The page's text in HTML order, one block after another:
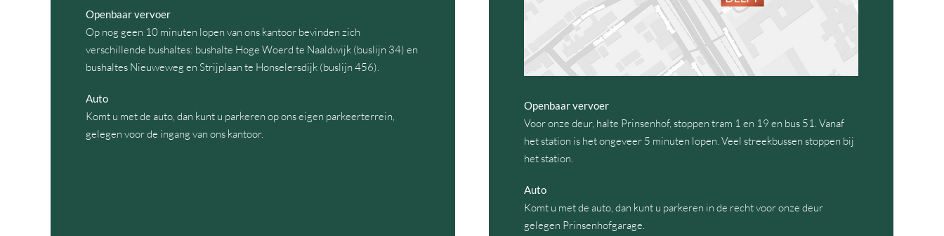
Openbaar vervoer
Op nog geen 10 minuten lopen van ons kantoor bevinden zich
verschillende bushaltes: bushalte Hoge Woerd te Naaldwijk (buslijn 34) en
bushaltes Nieuweweg en Strijplaan te Honselersdijk (buslijn 456).
Auto
Komt u met de auto, dan kunt u parkeren op ons eigen parkeerterrein,
gelegen voor de ingang van ons kantoor.
Openbaar vervoer
Voor onze deur, halte Prinsenhof, stoppen tram 1 en 19 en bus 51. Vanaf
het station is het ongeveer 5 minuten lopen. Veel streekbussen stoppen bij
het station.
Auto
Komt u met de auto, dan kunt u parkeren in de recht voor onze deur
gelegen Prinsenhofgarage.